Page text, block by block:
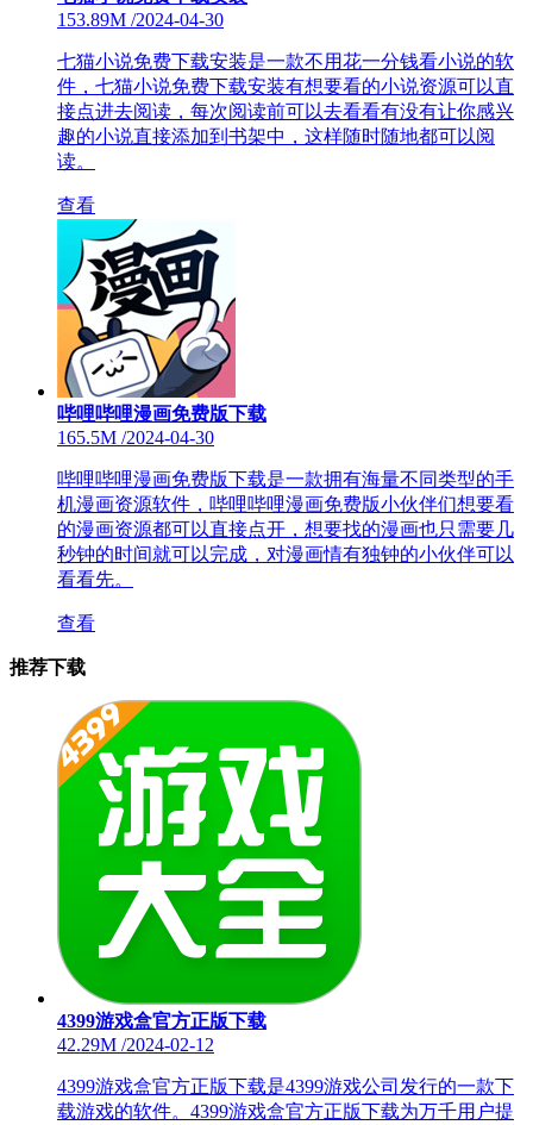
153.89M /2024-04-30
七猫小说免费下载安装是一款不用花一分钱看小说的软
件，七猫小说免费下载安装有想要看的小说资源可以直
接点进去阅读，每次阅读前可以去看看有没有让你感兴
趣的小说直接添加到书架中，这样随时随地都可以阅
读。
查看
哔哩哔哩漫画免费版下载
165.5M /2024-04-30
哔哩哔哩漫画免费版下载是一款拥有海量不同类型的手
机漫画资源软件，哔哩哔哩漫画免费版小伙伴们想要看
的漫画资源都可以直接点开，想要找的漫画也只需要几
秒钟的时间就可以完成，对漫画情有独钟的小伙伴可以
看看先。
查看
推荐下载
4399游戏盒官方正版下载
42.29M /2024-02-12
4399游戏盒官方正版下载是4399游戏公司发行的一款下
载游戏的软件。4399游戏盒官方正版下载为万千用户提